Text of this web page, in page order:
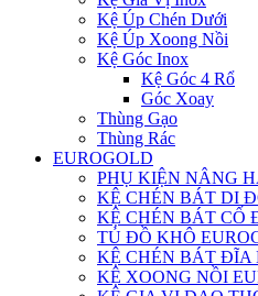
Kệ Úp Chén Dưới
Kệ Úp Xoong Nồi
Kệ Góc Inox
Kệ Góc 4 Rổ
Góc Xoay
Thùng Gạo
Thùng Rác
EUROGOLD
PHỤ KIỆN NÂNG
KỆ CHÉN BÁT DI
KỆ CHÉN BÁT CỐ
TỦ ĐỒ KHÔ
KỆ CHÉN BÁT ĐĨA
KỆ XOONG NỒI